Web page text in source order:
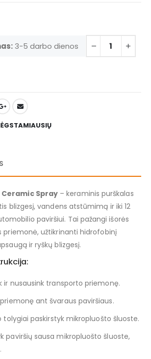
3-5 darbo dienos
Ceramic Spray – keraminis purškalas
blizgesį, vandens atstūmimą ir iki 12
paviršiui. Tai pažangi išorės
priemonė, užtikrinanti hidrofobinį
ir ryškų blizgesį.
ir nusausink transporto priemonę.
priemonę ant švaraus paviršiaus.
tolygiai paskirstyk mikropluošto šluoste.
paviršių sausa mikropluošto šluoste,